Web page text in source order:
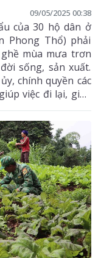
09/05/2025 00:38
của 30 hộ dân ở
Phong Thổ) phải
mùa mưa trơn
sống, sản xuất.
chính quyền các
việc đi lại, giao
thúc đẩy kinh tế
tinh thần của